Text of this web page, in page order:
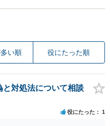
い順 役にたった順
対処法について相談
役にたった 1